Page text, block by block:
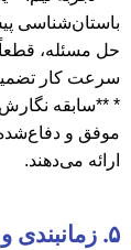
باستان‌شناسی
حل مسئله، قطعاً
سرعت کار
* **سابقه
موفق و دفاع‌شده
ارائه می‌دهند.
۵. زمانبندی و فوریت انجام پروژه